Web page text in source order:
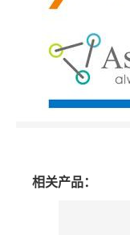
相关产品：